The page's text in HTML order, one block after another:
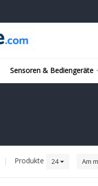
Sensoren & Bediengeräte
| Produkte 24 Am